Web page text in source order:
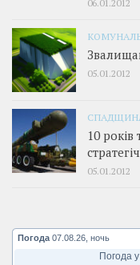
05.01.2012
10
05.01.2012
Погода 07.08.26, ночь
Погода у